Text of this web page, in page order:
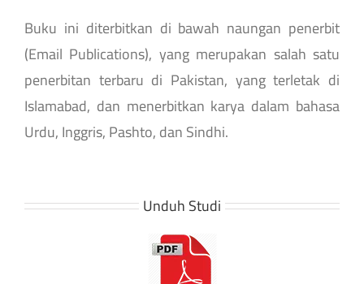
Buku ini diterbitkan di bawah naungan penerbit
(Email Publications), yang merupakan salah satu
penerbitan terbaru di Pakistan, yang terletak di
Islamabad, dan menerbitkan karya dalam bahasa
Urdu, Inggris, Pashto, dan Sindhi.
Unduh Studi